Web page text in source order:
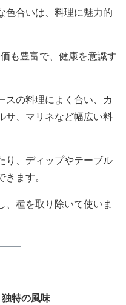
色合いは、料理に魅力的
も豊富で、健康を意識す
スの料理によく合い、カ
サ、マリネなど幅広い料
り、ディップやテーブル
きます。
、種を取り除いて使いま
特の風味